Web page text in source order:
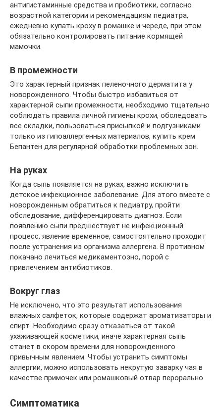
антигистаминные средства и пробиотики, согласно
возрастной категории и рекомендациям педиатра,
ежедневно купать кроху в ромашке и череде, при этом
обязательно контролировать питание кормящей
мамочки.
В промежности
Это характерный признак пеленочного дерматита у
новорожденного. Чтобы быстро избавиться от
характерной сыпи промежности, необходимо тщательно
соблюдать правила личной гигиены крохи, обследовать
все складки, пользоваться присыпкой и подгузниками
только из гипоаллергенных материалов, купить крем
Бепантен для регулярной обработки проблемных зон.
На руках
Когда сыпь появляется на руках, важно исключить
детское инфекционное заболевание. Для этого вместе с
новорожденным обратиться к педиатру, пройти
обследование, дифференцировать диагноз. Если
появлению сыпи предшествует не инфекционный
процесс, явление временное, самостоятельно проходит
после устранения из организма аллергена. В противном
покачано лечиться медикаментозно, порой с
привлечением антибиотиков.
Вокруг глаз
Не исключено, что это результат использования
влажных салфеток, которые содержат ароматизаторы и
спирт. Необходимо сразу отказаться от такой
ухаживающей косметики, иначе характерная сыпь
станет в скором времени для новорожденного
привычным явлением. Чтобы устранить симптомы
аллергии, можно использовать некрутую заварку чая в
качестве примочек или ромашковый отвар перорально
Симптоматика